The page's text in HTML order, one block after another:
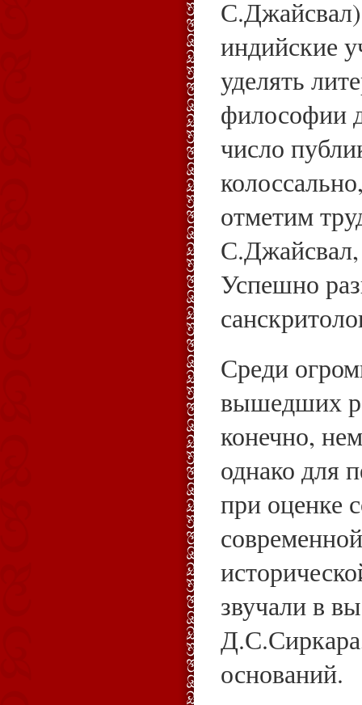
индийские
уделять
философии
число
отметим
Успешно
Среди
вышедших
конечно,
однако для
при оценке
звучали в
оснований.